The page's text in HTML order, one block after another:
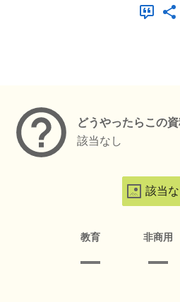
どうやったらこの
該当なし
該当
教育 非商用